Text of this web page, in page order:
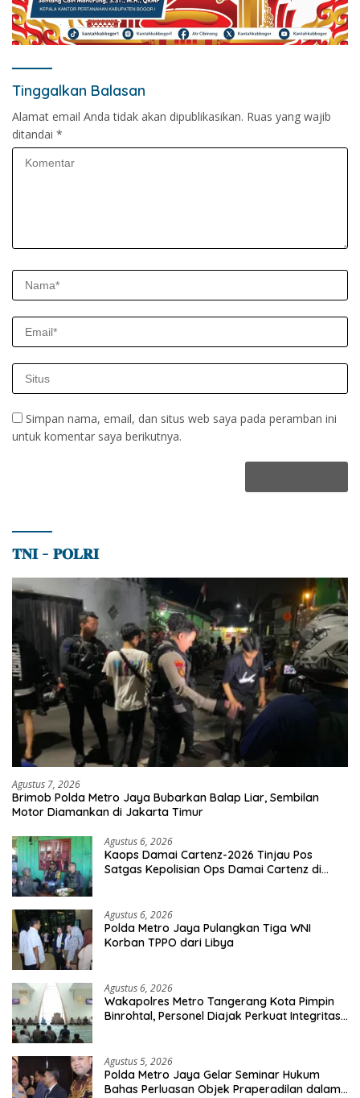
Tinggalkan Balasan
Alamat email Anda tidak akan dipublikasikan. Ruas yang wajib
ditandai *
Simpan nama, email, dan situs web saya pada peramban ini
untuk komentar saya berikutnya.
𝐓𝐍𝐈 – 𝐏𝐎𝐋𝐑𝐈
Agustus 7, 2026
Brimob Polda Metro Jaya Bubarkan Balap Liar, Sembilan
Motor Diamankan di Jakarta Timur
Agustus 6, 2026
Kaops Damai Cartenz-2026 Tinjau Pos
Satgas Kepolisian Ops Damai Cartenz di
Agustus 6, 2026
Polda Metro Jaya Pulangkan Tiga WNI
Korban TPPO dari Libya
Agustus 6, 2026
Wakapolres Metro Tangerang Kota Pimpin
Binrohtal, Personel Diajak Perkuat Integritas
Agustus 5, 2026
Polda Metro Jaya Gelar Seminar Hukum
Bahas Perluasan Objek Praperadilan dalam